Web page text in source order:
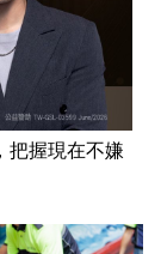
把握現在不嫌